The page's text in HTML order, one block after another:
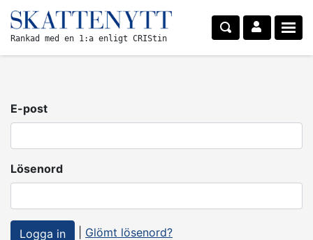
Rankad med en 1:a enligt CRIStin
E-post
Lösenord
Glömt lösenord?